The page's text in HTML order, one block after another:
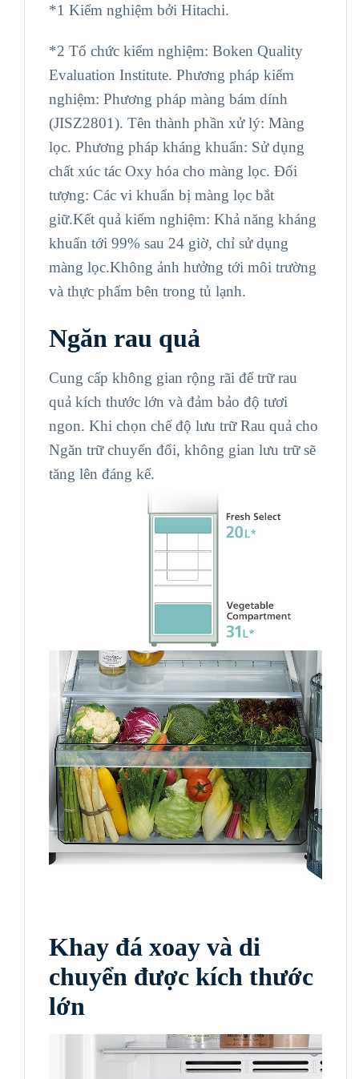
*1 Kiểm nghiệm bởi Hitachi.
*2 Tổ chức kiểm nghiệm: Boken Quality
Evaluation Institute. Phương pháp kiểm
nghiệm: Phương pháp màng bám dính
(JISZ2801). Tên thành phần xử lý: Màng
lọc. Phương pháp kháng khuẩn: Sử dụng
chất xúc tác Oxy hóa cho màng lọc. Đối
tượng: Các vi khuẩn bị màng lọc bắt
giữ.Kết quả kiểm nghiệm: Khả năng kháng
khuẩn tới 99% sau 24 giờ, chỉ sử dụng
màng lọc.Không ảnh hưởng tới môi trường
và thực phẩm bên trong tủ lạnh.
Ngăn rau quả
Cung cấp không gian rộng rãi để trữ rau
quả kích thước lớn và đảm bảo độ tươi
ngon. Khi chọn chế độ lưu trữ Rau quả cho
Ngăn trữ chuyển đổi, không gian lưu trữ sẽ
tăng lên đáng kể.
Khay đá xoay và di
chuyển được kích thước
lớn